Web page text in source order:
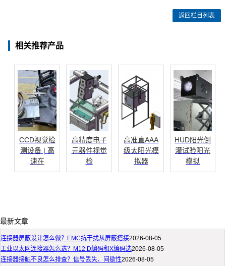
返回栏目列表
相关推荐产品
CCD视觉检
测设备 | 高
速在
高精度电子
元器件视觉
检
高准直AAA
级太阳光模
拟器
HUD阳光倒
灌试验阳光
模拟
最新文章
连接器屏蔽设计怎么做？EMC抗干扰从屏蔽搭接2026-08-05
工业以太网连接器怎么选？M12 D编码和X编码选2026-08-05
连接器接触不良怎么排查？信号丢失、间歇性2026-08-05